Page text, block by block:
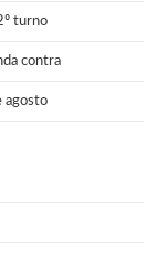
turno
contra
agosto